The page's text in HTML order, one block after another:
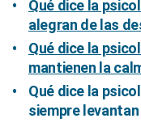
Qué dice la
alegran de las
Qué dice la
mantienen la
Qué dice la
siempre